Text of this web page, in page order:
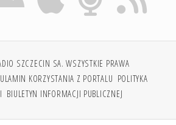
SZCZECIN SA. WSZYSTKIE PRAWA
KORZYSTANIA Z PORTALU POLITYKA
BIULETYN INFORMACJI PUBLICZNEJ